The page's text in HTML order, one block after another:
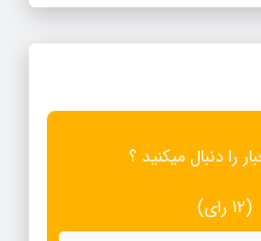
را دنبال میکنید ؟
(12 رای)